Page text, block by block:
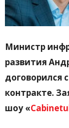
Министр
развития
договорился
контракте.
шоу «